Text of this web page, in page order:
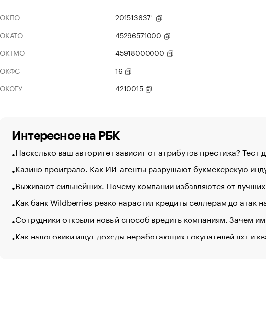
ОКПО
2015136371
ОКАТО
45296571000
ОКТМО
45918000000
ОКФС
16
ОКОГУ
4210015
Интересное на РБК
Насколько ваш авторитет зависит от атрибутов престижа? Тест
Казино проиграло. Как ИИ-агенты разрушают букмекерскую
Выживают сильнейших. Почему компании избавляются от лучших
Как банк Wildberries резко нарастил кредиты селлерам до атак
Сотрудники открыли новый способ вредить компаниям. Зачем
Как налоговики ищут доходы неработающих покупателей яхт и